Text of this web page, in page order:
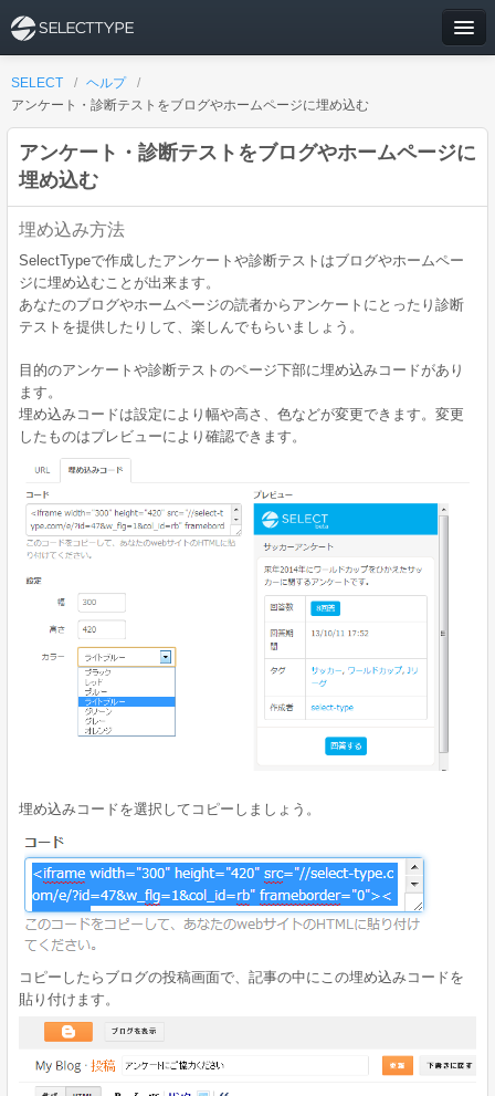
SELECT / ヘルプ
/
アンケート・診断テストをブログやホームページに埋め込む
アンケート・診断テストをブログやホームページに
埋め込む
埋め込み方法
SelectTypeで作成したアンケートや診断テストはブログやホームペー
ジに埋め込むことが出来ます。
あなたのブログやホームページの読者からアンケートにとったり診断
テストを提供したりして、楽しんでもらいましょう。
目的のアンケートや診断テストのページ下部に埋め込みコードがあり
ます。
埋め込みコードは設定により幅や高さ、色などが変更できます。変更
したものはプレビューにより確認できます。
埋め込みコードを選択してコピーしましょう。
コピーしたらブログの投稿画面で、記事の中にこの埋め込みコードを
貼り付けます。